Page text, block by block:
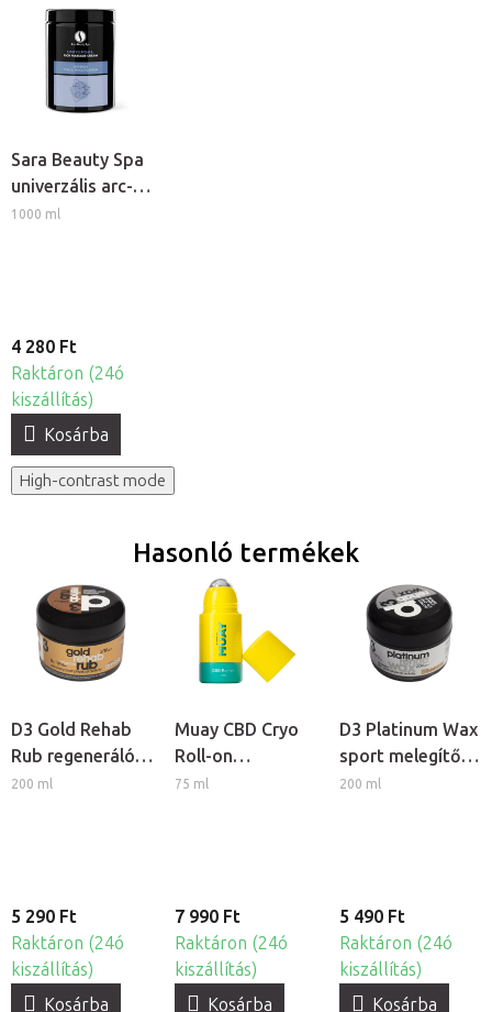
Sara Beauty Spa
univerzális arc-
és testmasszázs
1000 ml
4 280 Ft
Raktáron (24ó
kiszállítás)
Kosárba
High-contrast mode
Hasonló termékek
D3 Gold Rehab
Rub regeneráló
krém
200 ml
5 290 Ft
Raktáron (24ó
kiszállítás)
Kosárba
Muay CBD Cryo
Roll-on
regeneráló gél
75 ml
7 990 Ft
Raktáron (24ó
kiszállítás)
Kosárba
D3 Platinum Wax
sport melegítő
viasz
200 ml
5 490 Ft
Raktáron (24ó
kiszállítás)
Kosárba